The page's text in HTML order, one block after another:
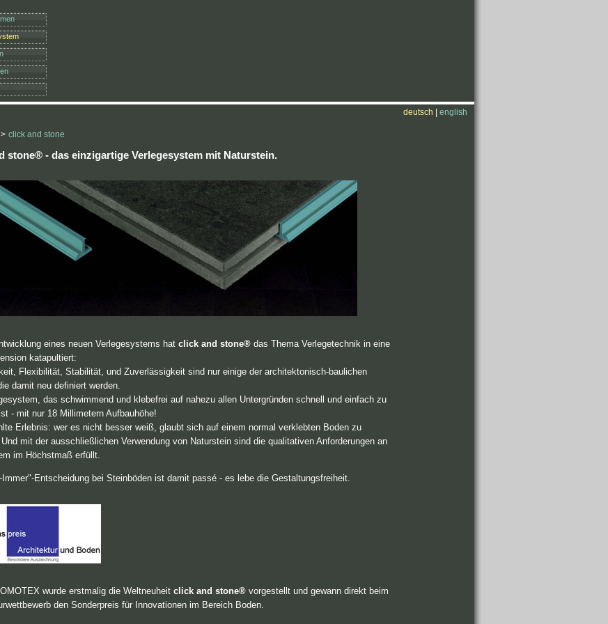
deutsch english
> click and stone
stone® - das einzigartige Verlegesystem mit Naturstein.
eines neuen Verlegesystems hat click and stone® das Thema Verlegetechnik in eine
katapultiert:
Flexibilität, Stabilität, und Zuverlässigkeit sind nur einige der architektonisch-baulichen
damit neu definiert werden.
das schwimmend und klebefrei auf nahezu allen Untergründen schnell und einfach zu
- mit nur 18 Millimetern Aufbauhöhe!
Erlebnis: wer es nicht besser weiß, glaubt sich auf einem normal verklebten Boden zu
mit der ausschließlichen Verwendung von Naturstein sind die qualitativen Anforderungen an
im Höchstmaß erfüllt.
Immer"-Entscheidung bei Steinböden ist damit passé - es lebe die Gestaltungsfreiheit.
wurde erstmalig die Weltneuheit click and stone® vorgestellt und gewann direkt beim
den Sonderpreis für Innovationen im Bereich Boden.